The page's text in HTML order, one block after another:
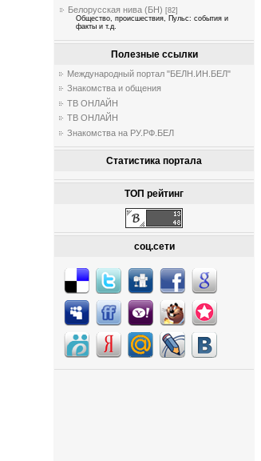
Белорусская нива (БН) [82]
Общество, происшествия, Пульс: события и
факты и т.д.
Полезные ссылки
Международный портал "БЕЛН.ИН.БЕЛ"
Знакомства и общения
ТВ ОНЛАЙН
ТВ ОНЛАЙН
Знакомства на РУ.РФ.БЕЛ
Статистика портала
ТОП рейтинг
соц.сети